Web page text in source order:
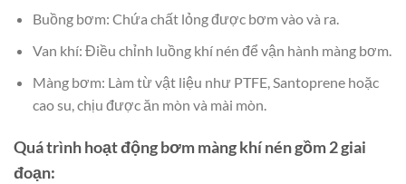
Buồng bơm: Chứa chất lỏng được bơm vào và ra.
Van khí: Điều chỉnh luồng khí nén để vận hành màng bơm.
Màng bơm: Làm từ vật liệu như PTFE, Santoprene hoặc
cao su, chịu được ăn mòn và mài mòn.
Quá trình hoạt động bơm màng khí nén gồm 2 giai
đoạn: